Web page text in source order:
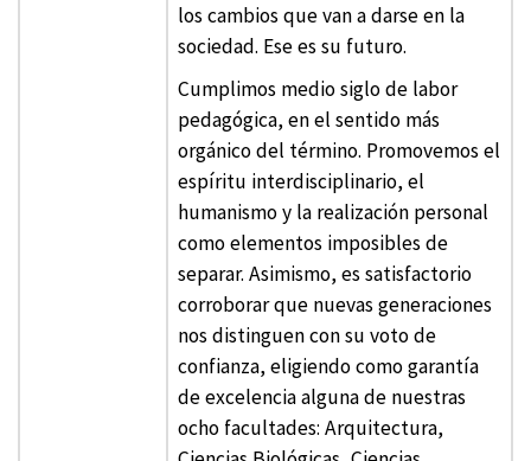
los cambios que van a darse en la
sociedad. Ese es su futuro.
Cumplimos medio siglo de labor
pedagógica, en el sentido más
orgánico del término. Promovemos el
espíritu interdisciplinario, el
humanismo y la realización personal
como elementos imposibles de
separar. Asimismo, es satisfactorio
corroborar que nuevas generaciones
nos distinguen con su voto de
confianza, eligiendo como garantía
de excelencia alguna de nuestras
ocho facultades: Arquitectura,